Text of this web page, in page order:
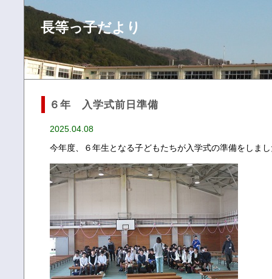
長等っ子だより
６年 入学式前日準備
2025.04.08
今年度、６年生となる子どもたちが入学式の準備をしま